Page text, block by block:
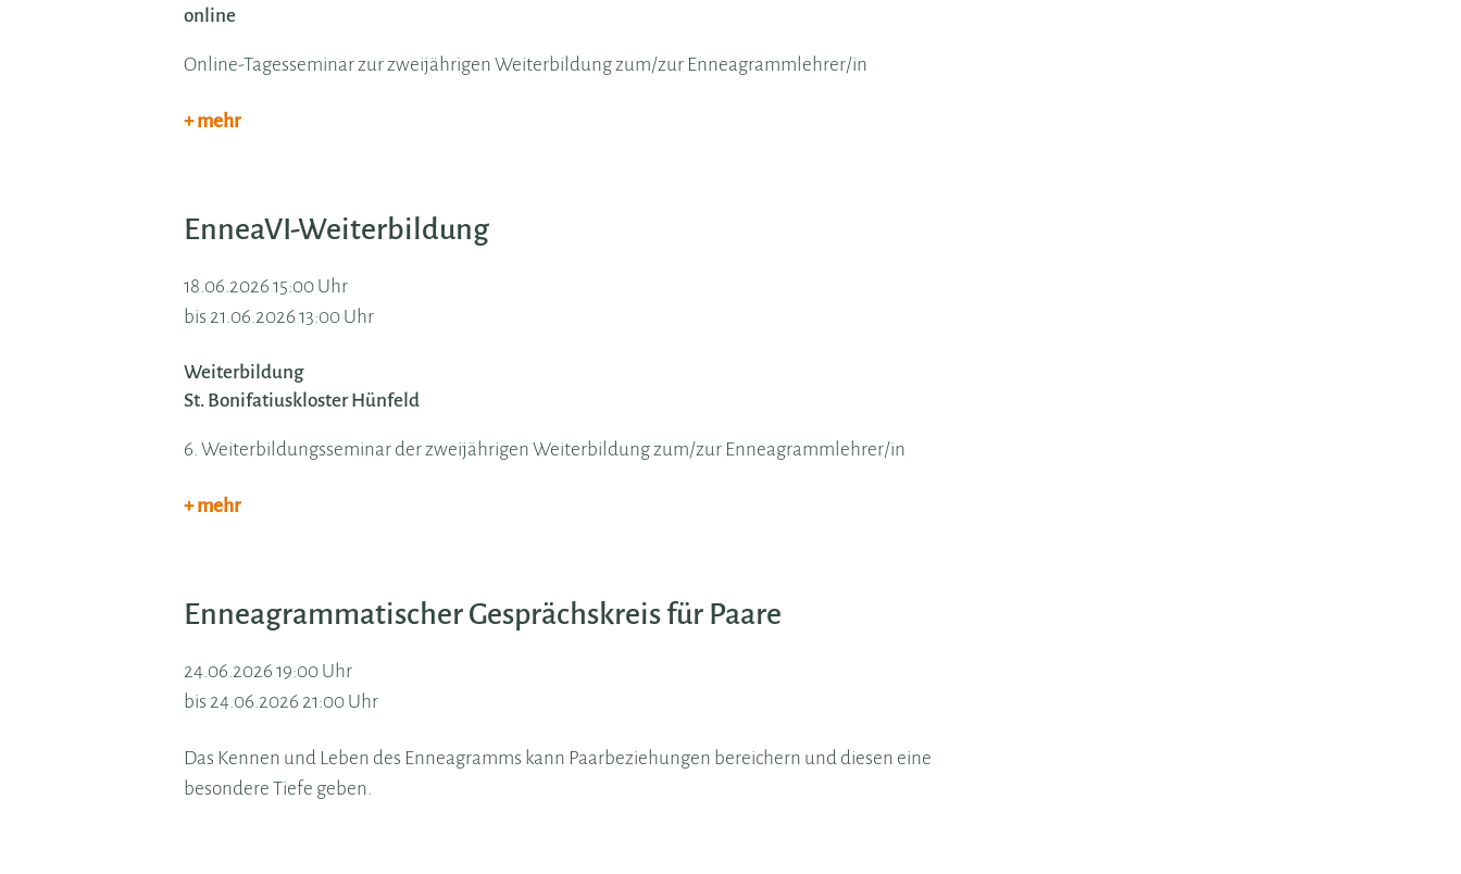
online
Online-Tagesseminar zur zweijährigen Weiterbildung zum/zur Enneagrammlehrer/in
+ mehr
EnneaVI-Weiterbildung
18.06.2026 15:00 Uhr
bis 21.06.2026 13:00 Uhr
Weiterbildung
St. Bonifatiuskloster Hünfeld
6. Weiterbildungsseminar der zweijährigen Weiterbildung zum/zur Enneagrammlehrer/in
+ mehr
Enneagrammatischer Gesprächskreis für Paare
24.06.2026 19:00 Uhr
bis 24.06.2026 21:00 Uhr
Das Kennen und Leben des Enneagramms kann Paarbeziehungen bereichern und diesen eine
besondere Tiefe geben.